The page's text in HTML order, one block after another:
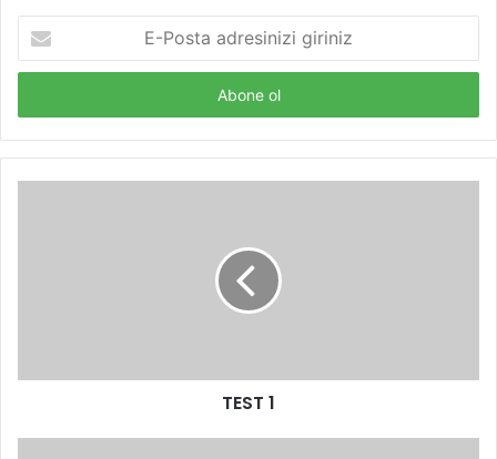
Posta
adresinizi
TEST 1